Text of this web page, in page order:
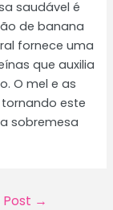
saudável é
de banana
fornece uma
que auxilia
O mel e as
este
sobremesa
Post →